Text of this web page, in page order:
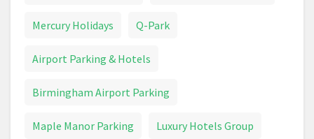
Mercury Holidays Q-Park
Airport Parking & Hotels
Birmingham Airport Parking
Maple Manor Parking Luxury Hotels Group